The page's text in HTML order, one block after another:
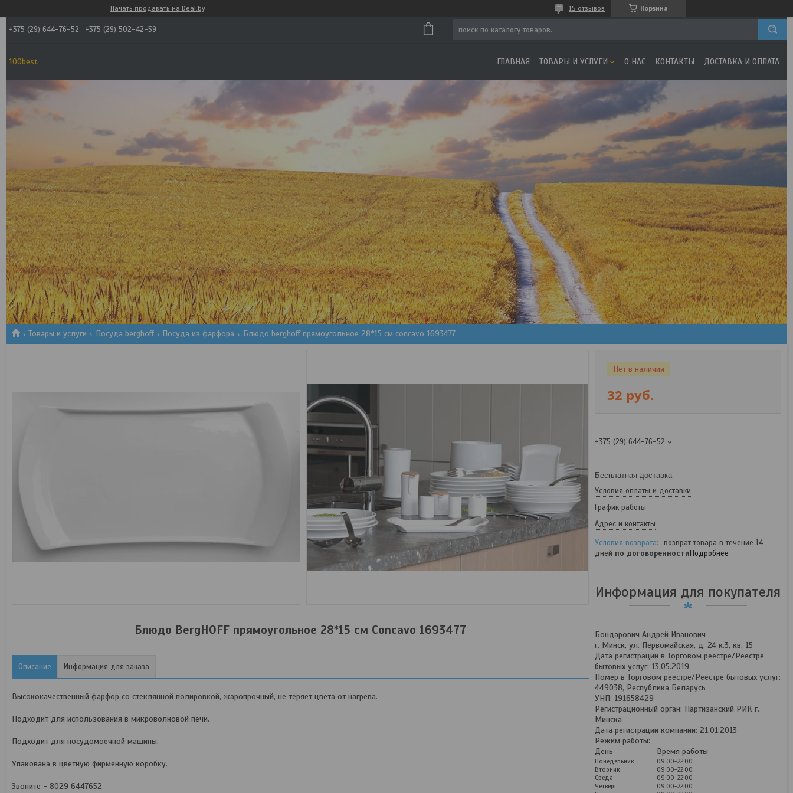
Начать продавать на Deal.by Корзина
15 отзывов
+375 (29) 644-76-52 +375 (29) 502-42-59
100best ГЛАВНАЯ ТОВАРЫ И УСЛУГИ О НАС КОНТАКТЫ ДОСТАВКА И ОПЛАТА
Товары и услуги Посуда berghoff Посуда из фарфора Блюдо berghoff прямоугольное 28*15 см concavo 1693477
Блюдо BergHOFF прямоугольное 28*15 см Concavo 1693477
Описание Информация для заказа
Высококачественный фарфор со стеклянной полировкой, жаропрочный, не теряет цвета от нагрева.
Подходит для использования в микроволновой печи.
Подходит для посудомоечной машины.
Упакована в цветную фирменную коробку.
Звоните - 8029 6447652
Нет в наличии
32 руб.
+375 (29) 644-76-52
Бесплатная доставка
Условия оплаты и доставки
График работы
Адрес и контакты
возврат товара в течение 14
дней по договоренностиПодробнее
Информация для покупателя
Бондарович Андрей Иванович
г. Минск, ул. Первомайская, д. 24 к.3, кв. 15
Дата регистрации в Торговом реестре/Реестре
бытовых услуг: 13.05.2019
Номер в Торговом реестре/Реестре бытовых услуг:
449038, Республика Беларусь
УНП: 191658429
Регистрационный орган: Партизанский РИК г.
Минска
Дата регистрации компании: 21.01.2013
Режим работы:
День
Время работы
Понедельник
09:00-22:00
Вторник
09:00-22:00
Среда
09:00-22:00
Четверг
09:00-22:00